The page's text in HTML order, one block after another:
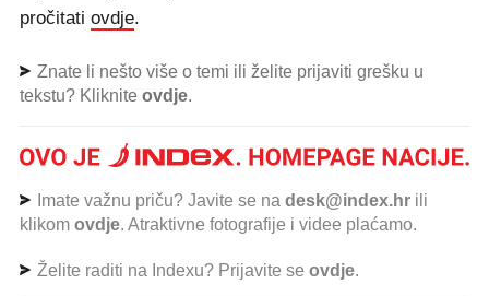
pročitati ovdje.
Znate li nešto više o temi ili želite prijaviti grešku u
tekstu? Kliknite ovdje.
Imate važnu priču? Javite se na desk@index.hr ili
klikom ovdje. Atraktivne fotografije i videe plaćamo.
Želite raditi na Indexu? Prijavite se ovdje.